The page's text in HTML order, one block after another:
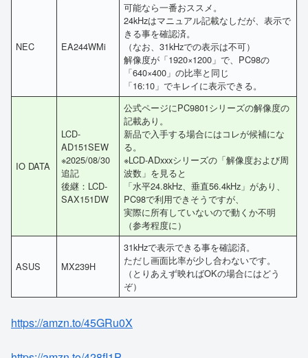
NEC EA244WMi
可能なら一番おススメ。
24kHzはマニュアル記載なしだが、表示で
きる事を確認済。
（なお、31kHzでの表示は不可）
解像度が「1920×1200」で、PC98の
「640×400」の比率と同じ
「16:10」でキレイに表示できる。
IO DATA
LCD-
AD151SEW
※2025/08/30
追記
後継：LCD-
SAX151DW
公式ページにPC9801シリーズの解像度の
記載あり。
新品で入手する場合にはコレが候補にな
る。
※LCD-ADxxxシリーズの「解像度および周
波数」を見ると
「水平24.8kHz、垂直56.4kHz」があり、
PC98で利用できそうですが、
実際に所有していないので動くか不明
（参考程度に）
ASUS MX239H
31kHzで表示できる事を確認済。
ただし画面比率が少し合わないです。
（とりあえず映ればOKの場合にはどう
ぞ）
https://amzn.to/45GRu0X